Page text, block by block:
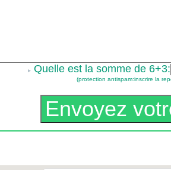
Quelle est la somme de 6+3:
(protection antispam:inscrire la